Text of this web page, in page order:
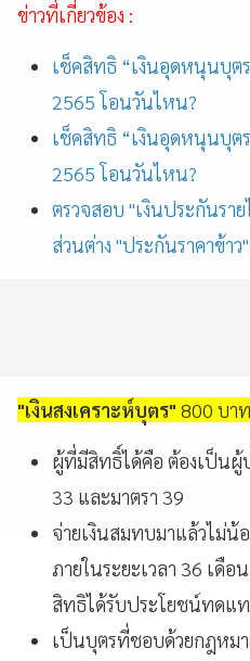
ข่าวที่เกี่ยวข้อง :
เช็คสิทธิ “เงินอุดหนุนบุต
2565 โอนวันไหน?
เช็คสิทธิ “เงินอุดหนุนบุต
2565 โอนวันไหน?
ตรวจสอบ "เงินประกันรา
ส่วนต่าง "ประกันราคาข้าว
"เงินสงเคราะห์บุตร" 800 บาท
ผู้ที่มีสิทธิ์ได้คือ ต้องเป็นผู้
33 และมาตรา 39
จ่ายเงินสมทบมาแล้วไม่น้
ภายในระยะเวลา 36 เดื
สิทธิได้รับประโยชน์ทดแ
เป็นบุตรที่ชอบด้วยกฎหมา